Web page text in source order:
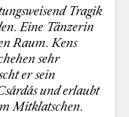
Tragik
Eine Tänzerin
Raum. Kens
sehr
er sein
und erlaubt
Mitklatschen.